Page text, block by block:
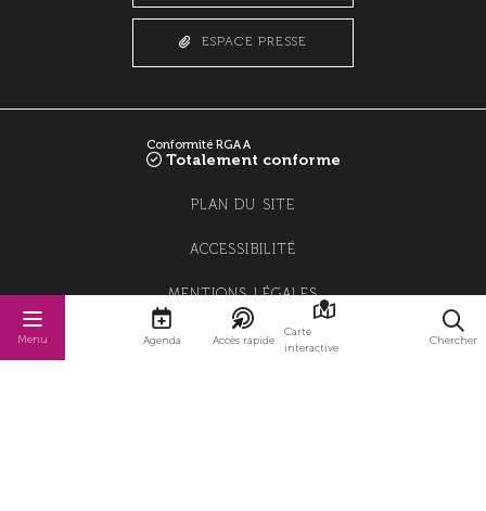
Menu Agenda Accès rapide
Carte
interactive
Chercher
ESPACE PRESSE
Conformité RGAA
Totalement conforme
PLAN DU SITE
ACCESSIBILITÉ
MENTIONS LÉGALES
POLITIQUE DE CONFIDENTIALITÉ